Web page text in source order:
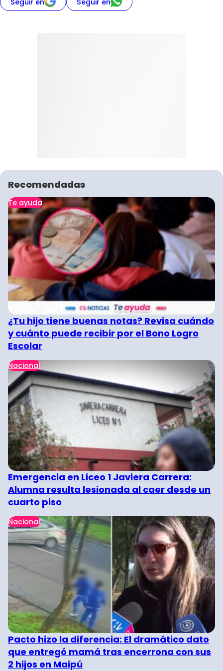
Seguir en Seguir en
Recomendadas
Te ayuda
¿Tu hijo tiene buenas notas? Revisa cuándo
y cuánto puede recibir por el Bono Logro
Escolar
Nacional
Emergencia en Liceo 1 Javiera Carrera:
Alumna resulta lesionada al caer desde un
cuarto piso
Nacional
Pacto hizo la diferencia: El dramático dato
que entregó mamá tras encerrona con sus
2 hijos en Maipú